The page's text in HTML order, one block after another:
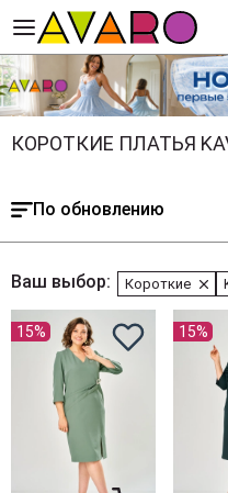
КОРОТКИЕ ПЛАТЬЯ
По обновлению
Ваш выбор: Короткие
15% 15%